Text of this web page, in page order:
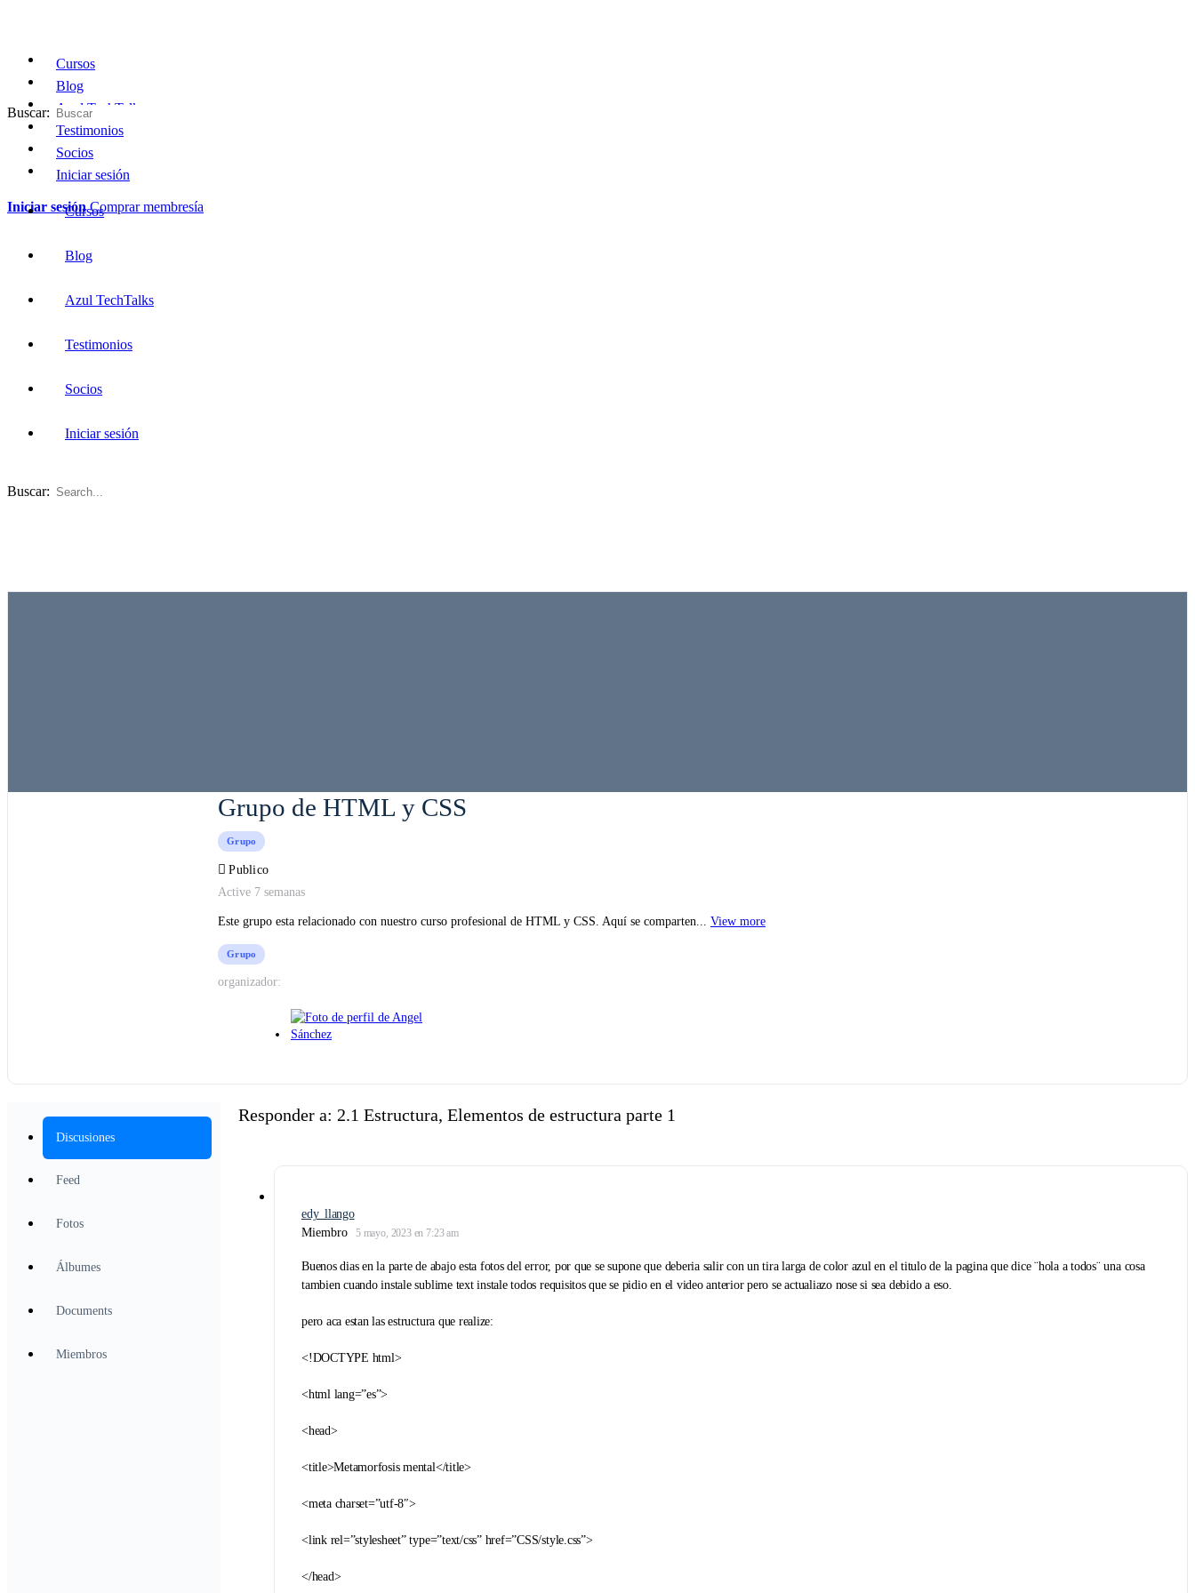
Cursos
Blog
Azul TechTalks
Testimonios
Socios
Iniciar sesión
Iniciar sesión Comprar membresía
Buscar:
Cursos
Blog
Azul TechTalks
Testimonios
Socios
Iniciar sesión
Buscar:
Grupo de HTML y CSS
Grupo
Publico
Active 7 semanas
Este grupo esta relacionado con nuestro curso profesional de HTML y CSS. Aquí se comparten... View more
Grupo
organizador:
Discusiones
Feed
Fotos
Álbumes
Documents
Miembros
Responder a: 2.1 Estructura, Elementos de estructura parte 1
edy_llango
Miembro
5 mayo, 2023 en 7:23 am
Buenos dias en la parte de abajo esta fotos del error, por que se supone que deberia salir con un tira larga de color azul en el titulo de la pagina que dice ¨hola a todos¨ una cosa
tambien cuando instale sublime text instale todos requisitos que se pidio en el video anterior pero se actualiazo nose si sea debido a eso.
pero aca estan las estructura que realize:
<!DOCTYPE html>
<html lang=”es”>
<head>
<title>Metamorfosis mental</title>
<meta charset=”utf-8″>
<link rel=”stylesheet” type=”text/css” href=”CSS/style.css”>
</head>